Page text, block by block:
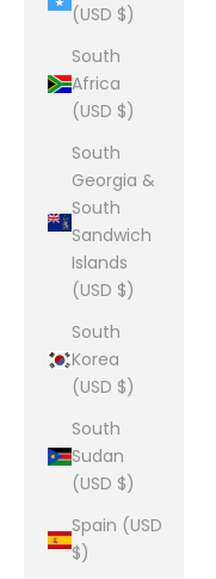
(USD $)
South
Africa
(USD $)
South
Georgia &
South
Sandwich
Islands
(USD $)
South
Korea
(USD $)
South
Sudan
(USD $)
Spain (USD
$)